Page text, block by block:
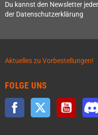
Du kannst den Newsletter
der Datenschutzerklärung
Aktuelles zu Vorbestellungen!
FOLGE UNS
Facebook Twitter